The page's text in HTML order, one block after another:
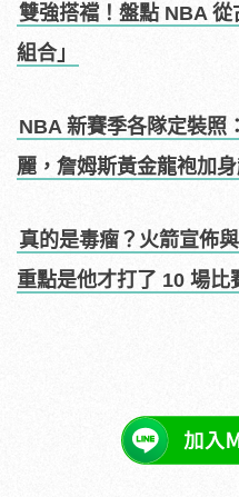
雙強搭襠！盤點 NBA
組合」
NBA 新賽季各隊定裝照
麗，詹姆斯黃金龍袍加身
真的是毒瘤？火箭宣佈
重點是他才打了 10 場比